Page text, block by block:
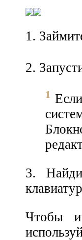
1.
2.
1
3.
Чтобы